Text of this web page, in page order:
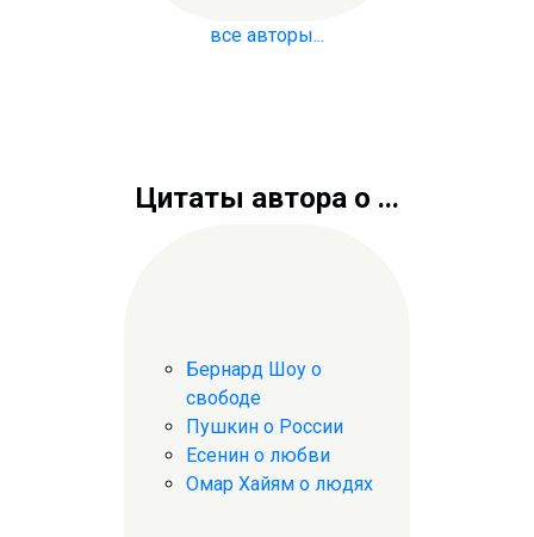
все авторы...
Цитаты автора о ...
Бернард Шоу о
свободе
Пушкин о России
Есенин о любви
Омар Хайям о людях